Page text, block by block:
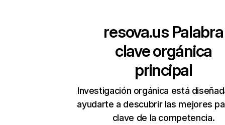
resova.usPalabra
clave orgánica
principal
Investigación orgánica está
ayudarte a descubrir las mejores
clave de la competencia.